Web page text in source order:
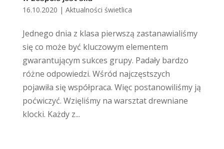
16.10.2020 | Aktualności świetlica
Jednego dnia z klasa pierwszą zastanawialiśmy
się co może być kluczowym elementem
gwarantującym sukces grupy. Padały bardzo
różne odpowiedzi. Wśród najczęstszych
pojawiła się współpraca. Więc postanowiliśmy ją
poćwiczyć. Wzięliśmy na warsztat drewniane
klocki. Każdy z...